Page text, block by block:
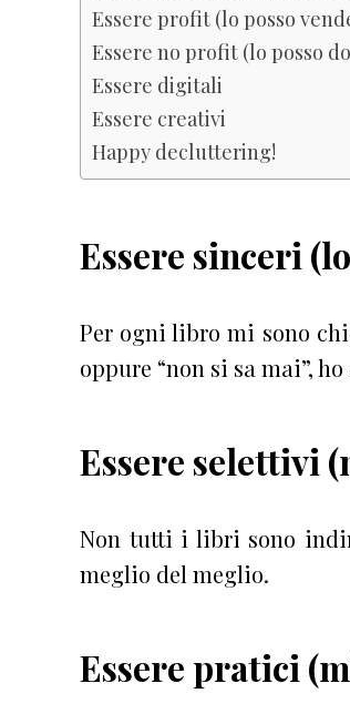
Essere profit (lo posso
Essere no profit (lo posso
Essere digitali
Essere creativi
Happy decluttering!
Essere sinceri
Per ogni libro mi sono
oppure “non si sa mai”,
Essere selettivi
Non tutti i libri sono
meglio del meglio.
Essere pratici